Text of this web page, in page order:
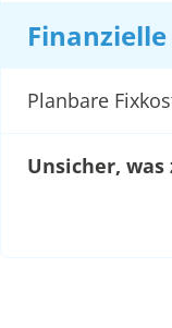
Planbare
Unsicher, was